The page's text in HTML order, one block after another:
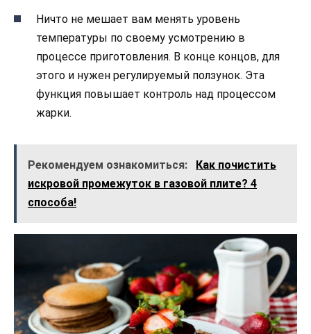
Ничто не мешает вам менять уровень
температуры по своему усмотрению в
процессе приготовления. В конце концов, для
этого и нужен регулируемый ползунок. Эта
функция повышает контроль над процессом
жарки.
Рекомендуем ознакомиться:
Как почистить
искровой промежуток в газовой плите? 4
способа!